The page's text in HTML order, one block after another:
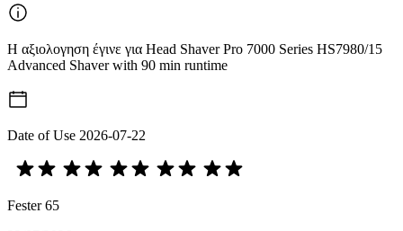
Η αξιολογηση έγινε για Head Shaver Pro 7000 Series HS7980/15
Advanced Shaver with 90 min runtime
Date of Use 2026-07-22
Fester 65